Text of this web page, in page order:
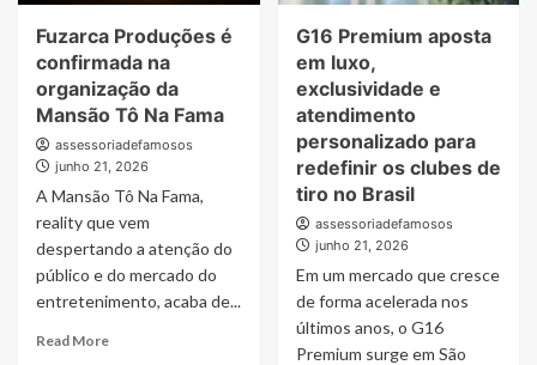
e
Consolidam
Novo
Modelo
de
Aquisição
Patrimonial
apoio
espiritual
por
do
projeto
de
oração
e
acolhimento
funciona
24
horas
Fuzarca Produções é
confirmada na
organização da
Mansão Tô Na Fama
assessoriadefamosos
junho 21, 2026
A Mansão Tô Na Fama,
reality que vem
despertando a atenção do
público e do mercado do
entretenimento, acaba de...
Read MoreRead
G16 Premium aposta
em luxo,
exclusividade e
atendimento
personalizado para
redefinir os clubes de
tiro no Brasil
assessoriadefamosos
junho 21, 2026
Em um mercado que cresce
de forma acelerada nos
últimos anos, o G16
Premium surge em São